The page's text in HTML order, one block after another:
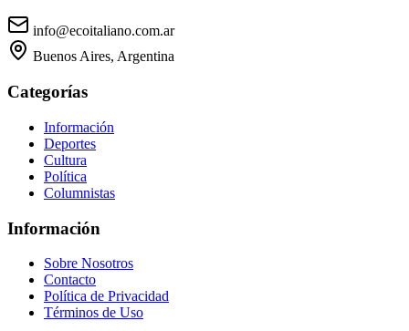
info@ecoitaliano.com.ar
Buenos Aires, Argentina
Categorías
Información
Deportes
Cultura
Política
Columnistas
Información
Sobre Nosotros
Contacto
Política de Privacidad
Términos de Uso